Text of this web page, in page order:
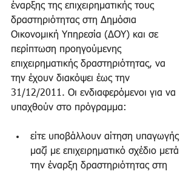
έναρξης της επιχειρηματικής τους
δραστηριότητας στη Δημόσια
Οικονομική Υπηρεσία (∆ΟΥ) και σε
περίπτωση προηγούμενης
επιχειρηματικής δραστηριότητας, να
την έχουν διακόψει έως την
31/12/2011. Οι ενδιαφερόμενοι για να
υπαχθούν στο πρόγραμμα:
είτε υποβάλλουν αίτηση υπαγωγής
μαζί με επιχειρηματικό σχέδιο μετά
την έναρξη δραστηριότητας στη